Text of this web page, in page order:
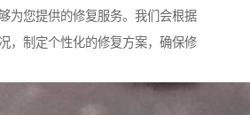
为您提供的修复服务。我们会根据
，制定个性化的修复方案，确保修